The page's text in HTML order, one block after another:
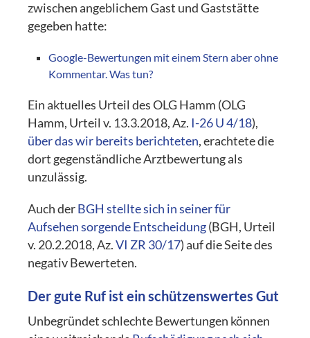
zwischen angeblichem Gast und Gaststätte
gegeben hatte:
Google-Bewertungen mit einem Stern aber ohne
Kommentar. Was tun?
Ein aktuelles Urteil des OLG Hamm (OLG
Hamm, Urteil v. 13.3.2018, Az. I-26 U 4/18),
über das wir bereits berichteten, erachtete die
dort gegenständliche Arztbewertung als
unzulässig.
Auch derBGH stellte sich in seiner für
Aufsehen sorgende Entscheidung(BGH, Urteil
v. 20.2.2018, Az.VI ZR 30/17) auf die Seite des
negativ Bewerteten.
Der gute Ruf ist ein schützenswertes Gut
Unbegründet schlechte Bewertungen können